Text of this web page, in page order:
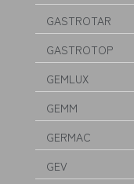
GASTROTAR
GASTROTOP
GEMLUX
GEMM
GERMAC
GEV